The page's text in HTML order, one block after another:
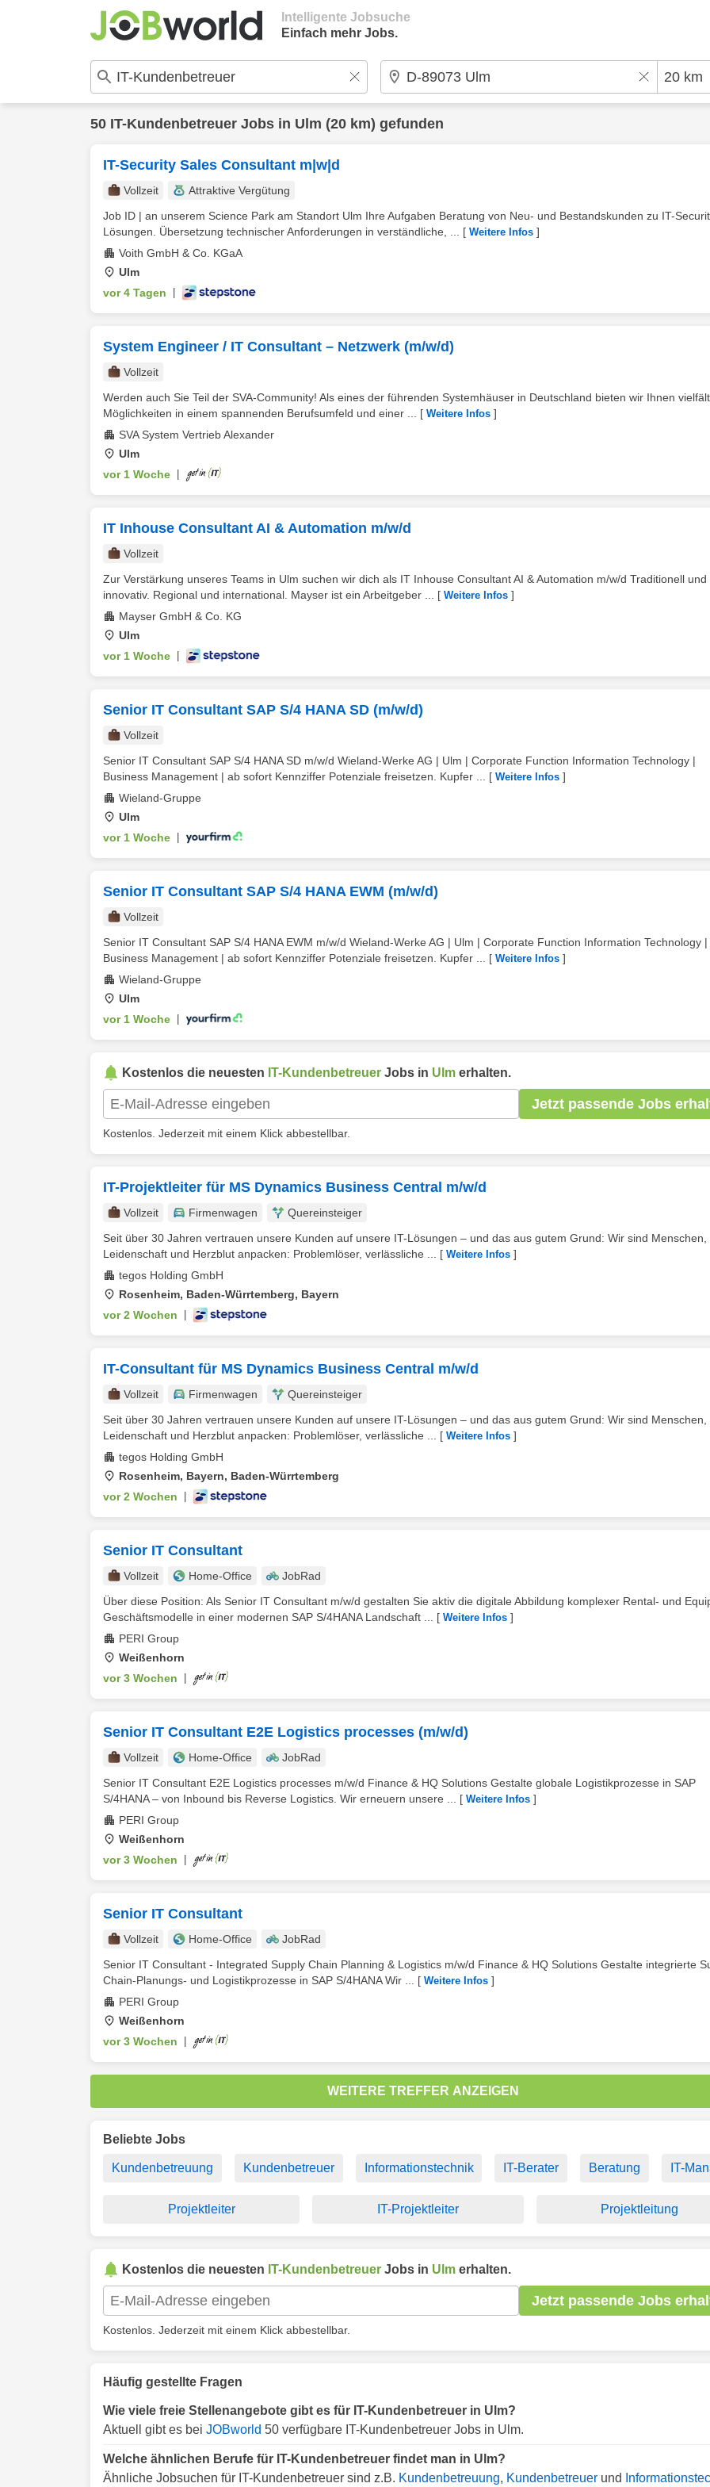
Intelligente Jobsuche
Einfach mehr Jobs.
50 IT-Kundenbetreuer Jobs in Ulm (20 km) gefunden
IT-Security Sales Consultant m|w|d
Vollzeit
Attraktive Vergütung
Job ID | an unserem Science Park am Standort Ulm Ihre Aufgaben Beratung von Neu- und Bestandskunden zu IT-
Lösungen. Übersetzung technischer Anforderungen in verständliche, ...
[ Weitere Infos ]
Voith GmbH & Co. KGaA
Ulm
vor 4 Tagen
System Engineer / IT Consultant – Netzwerk (m/w/d)
Vollzeit
Werden auch Sie Teil der SVA-Community! Als eines der führenden Systemhäuser in Deutschland bieten wir Ihnen
Möglichkeiten in einem spannenden Berufsumfeld und einer ...
[ Weitere Infos ]
SVA System Vertrieb Alexander
Ulm
vor 1 Woche
IT Inhouse Consultant AI & Automation m/w/d
Vollzeit
Zur Verstärkung unseres Teams in Ulm suchen wir dich als IT Inhouse Consultant AI & Automation m/w/d Traditionell und
innovativ. Regional und international. Mayser ist ein Arbeitgeber ...
[ Weitere Infos ]
Mayser GmbH & Co. KG
Ulm
vor 1 Woche
Senior IT Consultant SAP S/4 HANA SD (m/w/d)
Vollzeit
Senior IT Consultant SAP S/4 HANA SD m/w/d Wieland-Werke AG | Ulm | Corporate Function Information Technology |
Business Management | ab sofort Kennziffer Potenziale freisetzen. Kupfer ...
[ Weitere Infos ]
Wieland-Gruppe
Ulm
vor 1 Woche
Senior IT Consultant SAP S/4 HANA EWM (m/w/d)
Vollzeit
Senior IT Consultant SAP S/4 HANA EWM m/w/d Wieland-Werke AG | Ulm | Corporate Function Information Technology |
Business Management | ab sofort Kennziffer Potenziale freisetzen. Kupfer ...
[ Weitere Infos ]
Wieland-Gruppe
Ulm
vor 1 Woche
Kostenlos die neuesten IT-Kundenbetreuer Jobs in Ulm erhalten.
Jetzt passende Jobs
Kostenlos. Jederzeit mit einem Klick abbestellbar.
IT-Projektleiter für MS Dynamics Business Central m/w/d
Vollzeit Firmenwagen
Quereinsteiger
Seit über 30 Jahren vertrauen unsere Kunden auf unsere IT-Lösungen – und das aus gutem Grund: Wir sind Menschen,
Leidenschaft und Herzblut anpacken: Problemlöser, verlässliche ...
[ Weitere Infos ]
tegos Holding GmbH
Rosenheim, Baden-Würrtemberg, Bayern
vor 2 Wochen
IT-Consultant für MS Dynamics Business Central m/w/d
Vollzeit Firmenwagen
Quereinsteiger
Seit über 30 Jahren vertrauen unsere Kunden auf unsere IT-Lösungen – und das aus gutem Grund: Wir sind Menschen,
Leidenschaft und Herzblut anpacken: Problemlöser, verlässliche ...
[ Weitere Infos ]
tegos Holding GmbH
Rosenheim, Bayern, Baden-Würrtemberg
vor 2 Wochen
Senior IT Consultant
Vollzeit Home-Office
JobRad
Über diese Position: Als Senior IT Consultant m/w/d gestalten Sie aktiv die digitale Abbildung komplexer Rental- und
Geschäftsmodelle in einer modernen SAP S/4HANA Landschaft ...
[ Weitere Infos ]
PERI Group
Weißenhorn
vor 3 Wochen
Senior IT Consultant E2E Logistics processes (m/w/d)
Vollzeit Home-Office
JobRad
Senior IT Consultant E2E Logistics processes m/w/d Finance & HQ Solutions Gestalte globale Logistikprozesse in SAP
S/4HANA – von Inbound bis Reverse Logistics. Wir erneuern unsere ...
[ Weitere Infos ]
PERI Group
Weißenhorn
vor 3 Wochen
Senior IT Consultant
Vollzeit Home-Office
JobRad
Senior IT Consultant - Integrated Supply Chain Planning & Logistics m/w/d Finance & HQ Solutions Gestalte integrierte
Chain-Planungs- und Logistikprozesse in SAP S/4HANA Wir ...
[ Weitere Infos ]
PERI Group
Weißenhorn
vor 3 Wochen
WEITERE TREFFER ANZEIGEN
Beliebte Jobs
Kundenbetreuung Kundenbetreuer Informationstechnik IT-Berater Beratung IT-
Projektleiter IT-Projektleiter Projektleitung
Kostenlos die neuesten IT-Kundenbetreuer Jobs in Ulm erhalten.
Jetzt passende Jobs
Kostenlos. Jederzeit mit einem Klick abbestellbar.
Häufig gestellte Fragen
Wie viele freie Stellenangebote gibt es für IT-Kundenbetreuer in Ulm?
Aktuell gibt es bei JOBworld 50 verfügbare IT-Kundenbetreuer Jobs in Ulm.
Welche ähnlichen Berufe für IT-Kundenbetreuer findet man in Ulm?
Ähnliche Jobsuchen für IT-Kundenbetreuer sind z.B. Kundenbetreuung, Kundenbetreuer und